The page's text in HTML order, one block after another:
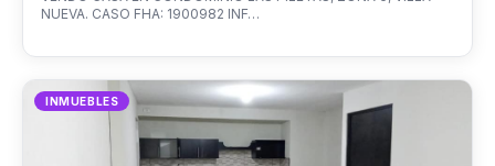
NUEVA. CASO FHA: 1900982 INF…
INMUEBLES